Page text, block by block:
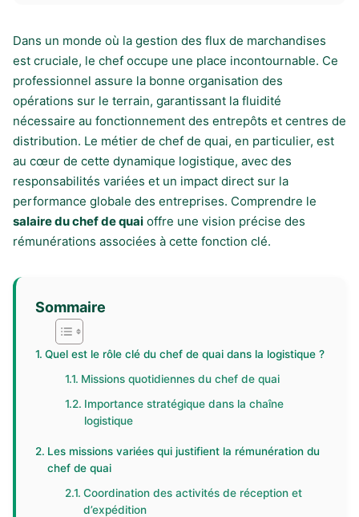
Dans un monde où la gestion des flux de marchandises
est cruciale, le chef occupe une place incontournable. Ce
professionnel assure la bonne organisation des
opérations sur le terrain, garantissant la fluidité
nécessaire au fonctionnement des entrepôts et centres de
distribution. Le métier de chef de quai, en particulier, est
au cœur de cette dynamique logistique, avec des
responsabilités variées et un impact direct sur la
performance globale des entreprises. Comprendre le
salaire du chef de quai offre une vision précise des
rémunérations associées à cette fonction clé.
Sommaire
Quel est le rôle clé du chef de quai dans la logistique ?
Missions quotidiennes du chef de quai
Importance stratégique dans la chaîne
logistique
Les missions variées qui justifient la rémunération du
chef de quai
Coordination des activités de réception et
d’expédition